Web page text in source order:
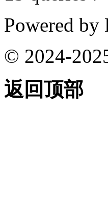
Powered
© 2024-
返回顶部